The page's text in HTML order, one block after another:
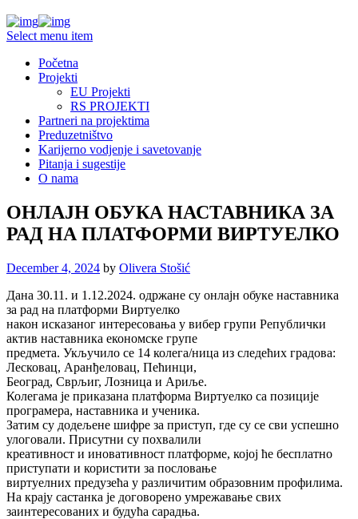
Select menu item
Početna
Projekti
EU Projekti
RS PROJEKTI
Partneri na projektima
Preduzetništvo
Karijerno vodjenje i savetovanje
Pitanja i sugestije
O nama
ОНЛАЈН ОБУКА НАСТАВНИКА ЗА
РАД НА ПЛАТФОРМИ ВИРТУЕЛКО
December 4, 2024 by Olivera Stošić
Дана 30.11. и 1.12.2024. одржане су онлајн обуке наставника
за рад на платформи Виртуелко
након исказаног интересовања у вибер групи Републички
актив наставника економске групе
предмета. Укључило се 14 колега/ница из следећих градова:
Лесковац, Аранђеловац, Пећинци,
Београд, Сврљиг, Лозница и Ариље.
Колегама је приказана платформа Виртуелко са позиције
програмера, наставника и ученика.
Затим су додељене шифре за приступ, где су се сви успешно
улоговали. Присутни су похвалили
креативност и иновативност платформе, којој ће бесплатно
приступати и користити за пословање
виртуелних предузећа у различитим образовним профилима.
На крају састанка је договорено умрежавање свих
заинтересованих и будућа сарадња.